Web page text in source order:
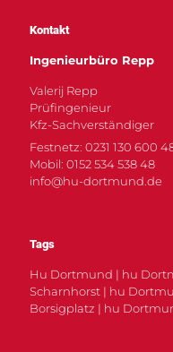
Kontakt
Ingenieurbüro Repp
Valerij Repp
Prüfingenieur
Kfz-Sachverständiger
Festnetz: 0231 130 600
Mobil: 0152 534 538 48
info@hu-dortmund.de
Tags
Hu Dortmund | hu
Scharnhorst | hu
Borsigplatz | hu